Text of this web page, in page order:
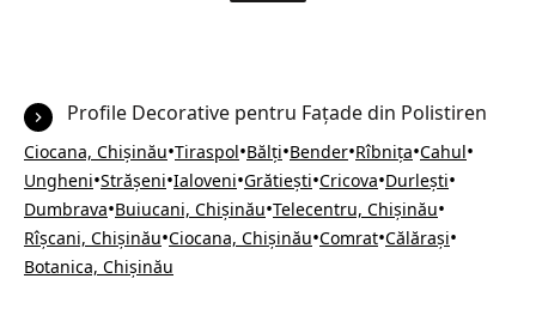
Profile Decorative pentru Fațade din Polistiren
Ciocana, Chișinău•Tiraspol•Bălți•Bender•Rîbnița•Cahul•
Ungheni•Strășeni•Ialoveni•Grătiești•Cricova•Durlești•
Dumbrava•Buiucani, Chișinău•Telecentru, Chișinău•
Rîșcani, Chișinău•Ciocana, Chișinău•Comrat•Călărași•
Botanica, Chișinău